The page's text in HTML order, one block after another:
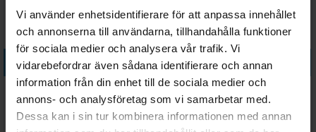
Vi använder enhetsidentifierare för att anpassa innehållet
och annonserna till användarna, tillhandahålla funktioner
för sociala medier och analysera vår trafik. Vi
vidarebefordrar även sådana identifierare och annan
information från din enhet till de sociala medier och
annons- och analysföretag som vi samarbetar med.
Dessa kan i sin tur kombinera informationen med annan
Köp
Bandit Trap PS5
453 SEK Väntas in:
Köp
Banishers Ghosts of New
Eden PS5
431 SEK